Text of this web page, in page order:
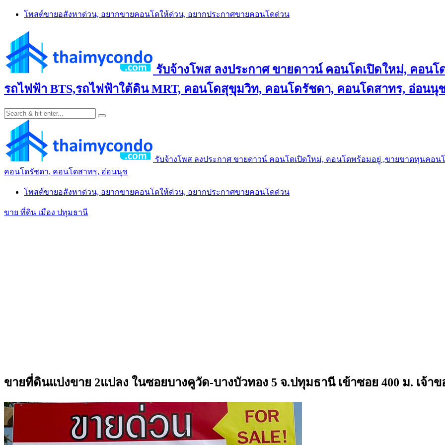
Skip
โพสต์ขายอสังหาด่วน, อยากขายคอนโดให้ด่วน, อยากประกาศขายคอนโดด่วน
รับจ้างโพส ลงประกาศ ขายดาวน์ คอนโดเปิดใหม่, คอน
รถไฟฟ้า BTS,รถไฟฟ้าใต้ดิน MRT, คอนโดสุขุมวิท, คอนโดรัชดา, คอนโดสาทร, อ่อนนุ
รับจ้างโพส ลงประกาศ ขายดาวน์ คอนโดเปิดใหม่, คอนโดพร้อมอยู่ ,ขายขาดทุนคอน
คอนโดรัชดา, คอนโดสาทร, อ่อนนุช
โพสต์ขายอสังหาด่วน, อยากขายคอนโดให้ด่วน, อยากประกาศขายคอนโดด่วน
ขาย ที่ดิน เมือง ปทุมธานี
ขายที่ดินแบ่งขาย 2แปลง ในซอยบางคูวัด-บางบัวทอง 5 จ.ปทุมธานี เข้าซอย 400 ม. เจ้าข